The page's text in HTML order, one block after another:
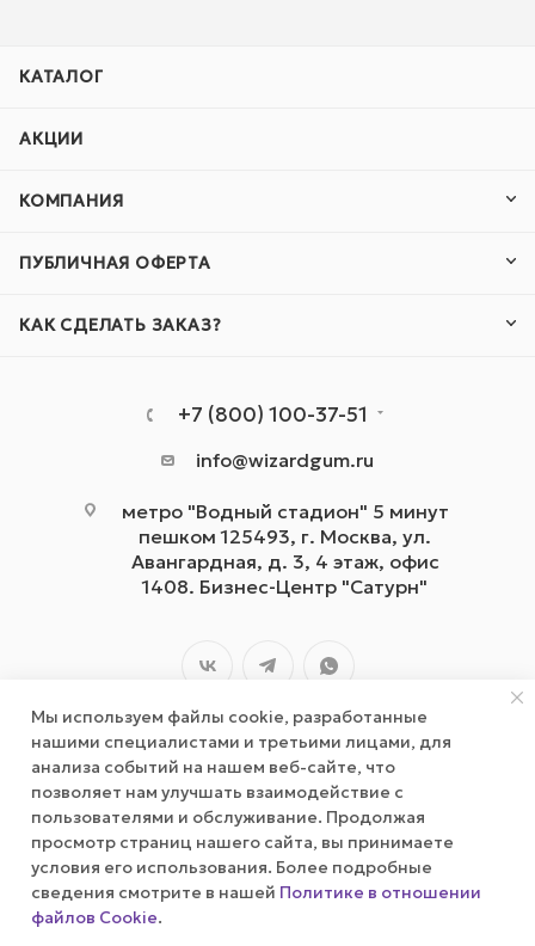
КАТАЛОГ
АКЦИИ
КОМПАНИЯ
ПУБЛИЧНАЯ ОФЕРТА
КАК СДЕЛАТЬ ЗАКАЗ?
+7 (800) 100-37-51
info@wizardgum.ru
метро "Водный стадион" 5 минут
пешком 125493, г. Москва, ул.
Авангардная, д. 3, 4 этаж, офис
1408. Бизнес-Центр "Сатурн"
2026 © wizardgum.ru, 2021
Мы используем файлы cookie, разработанные
нашими специалистами и третьими лицами, для
анализа событий на нашем веб-сайте, что
позволяет нам улучшать взаимодействие с
пользователями и обслуживание. Продолжая
просмотр страниц нашего сайта, вы принимаете
условия его использования. Более подробные
сведения смотрите в нашей Политике в отношении
файлов Cookie.